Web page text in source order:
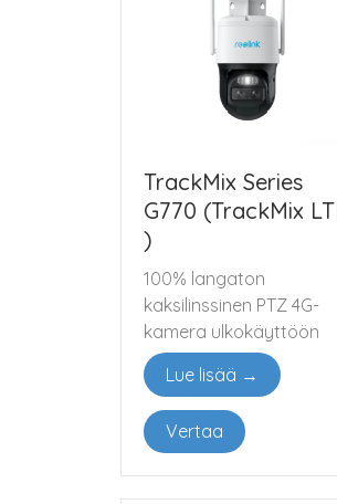
TrackMix Series
G770 (TrackMix
)
100% langaton
kaksilinssinen PTZ 4G-
kamera ulkokäyttöön
Lue lisää →
Vertaa